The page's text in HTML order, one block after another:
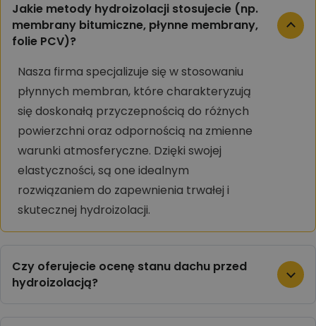
Jakie metody hydroizolacji stosujecie (np.
membrany bitumiczne, płynne membrany,
folie PCV)?
Nasza firma specjalizuje się w stosowaniu
płynnych membran, które charakteryzują
się doskonałą przyczepnością do różnych
powierzchni oraz odpornością na zmienne
warunki atmosferyczne. Dzięki swojej
elastyczności, są one idealnym
rozwiązaniem do zapewnienia trwałej i
skutecznej hydroizolacji.
Czy oferujecie ocenę stanu dachu przed
hydroizolacją?